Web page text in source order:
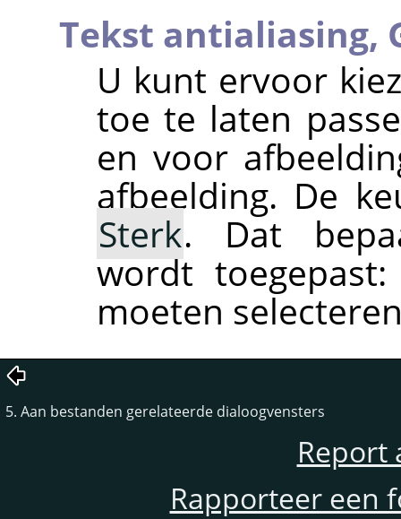
Tekst antialiasing,
U kunt ervoor
toe te laten
en voor
afbeelding. De
Sterk. Dat
wordt
moeten
5. Aan bestanden gerelateerde dialoogvensters
Report
Rapporteer een